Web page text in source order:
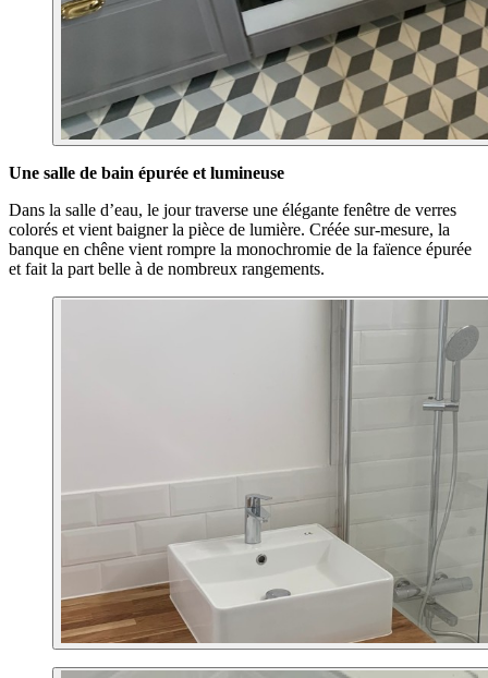
Une salle de bain épurée et lumineuse
Dans la salle d’eau, le jour traverse une élégante fenêtre de verres
colorés et vient baigner la pièce de lumière. Créée sur-mesure, la
banque en chêne vient rompre la monochromie de la faïence épurée
et fait la part belle à de nombreux rangements.